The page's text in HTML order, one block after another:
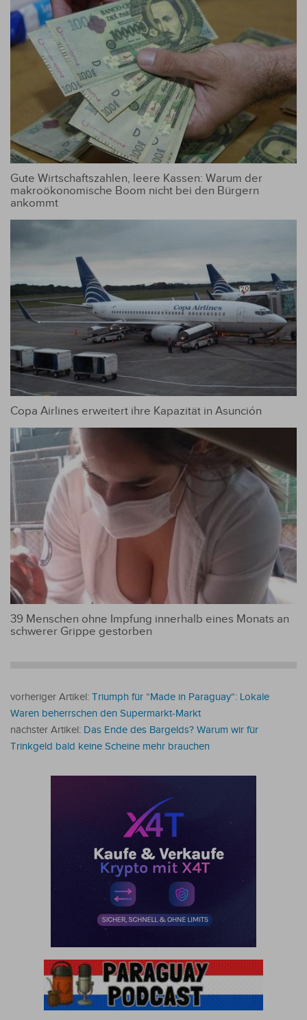
Gute Wirtschaftszahlen, leere Kassen: Warum der
makroökonomische Boom nicht bei den Bürgern
ankommt
Copa Airlines erweitert ihre Kapazität in Asunción
39 Menschen ohne Impfung innerhalb eines Monats an
schwerer Grippe gestorben
vorheriger Artikel: Triumph für “Made in Paraguay“: Lokale
Waren beherrschen den Supermarkt-Markt
nächster Artikel: Das Ende des Bargelds? Warum wir für
Trinkgeld bald keine Scheine mehr brauchen